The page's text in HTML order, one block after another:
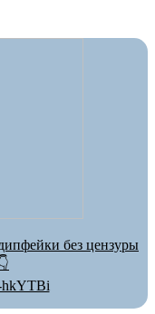
без цензуры
hkYTBi